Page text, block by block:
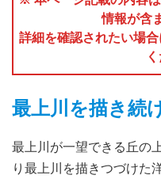
情報が含
詳細を確認されたい場
最上川を描き続
最上川が一望できる丘の
り最上川を描きつづけた